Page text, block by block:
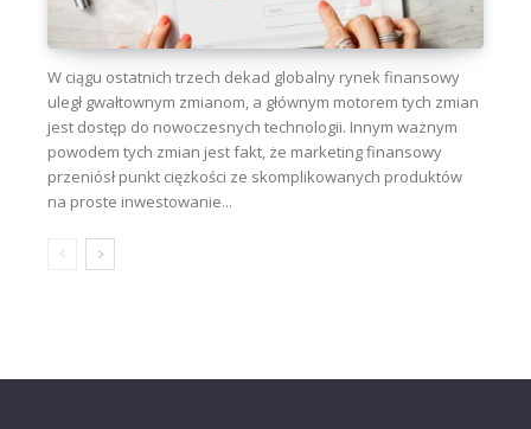
W ciągu ostatnich trzech dekad globalny rynek finansowy
uległ gwałtownym zmianom, a głównym motorem tych zmian
jest dostęp do nowoczesnych technologii. Innym ważnym
powodem tych zmian jest fakt, że marketing finansowy
przeniósł punkt ciężkości ze skomplikowanych produktów
na proste inwestowanie...